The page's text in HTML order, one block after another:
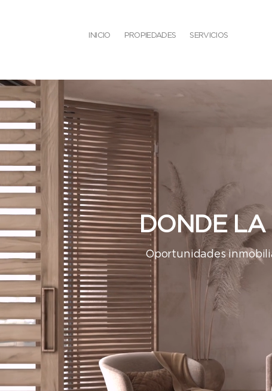
INICIO PROPIEDADES SERVICIOS
DONDE LA
Oportunidades